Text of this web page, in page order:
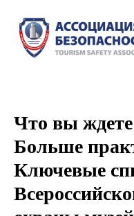
Что вы
Больше
Ключевые